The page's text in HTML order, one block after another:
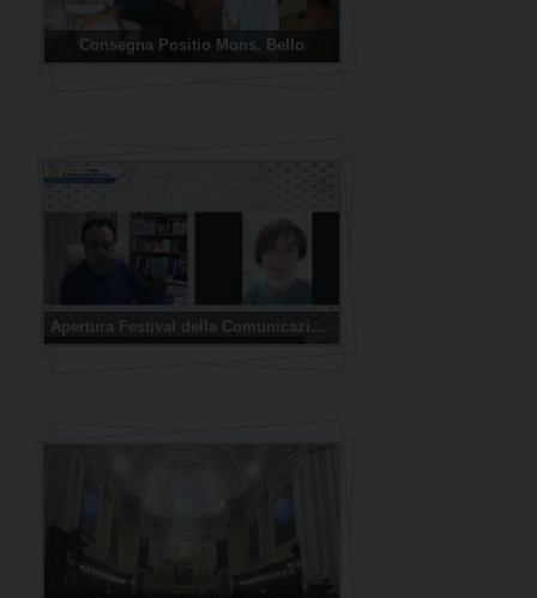
Consegna Positio Mons. Bello
Apertura Festival della Comunicazione